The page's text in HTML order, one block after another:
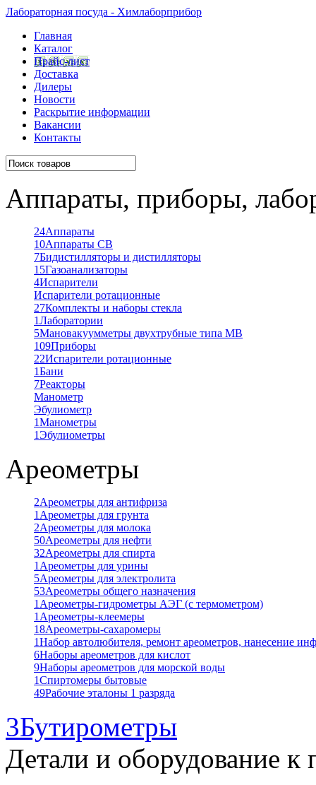
Лабораторная посуда - Химлаборприбор
Главная
Каталог
Прайс-лист
Доставка
Дилеры
Новости
Раскрытие информации
Вакансии
Контакты
Аппараты, приборы,
24Аппараты
10Аппараты СВ
7Бидистилляторы и дистилляторы
15Газоанализаторы
4Испарители
Испарители ротационные
27Комплекты и наборы стекла
1Лаборатории
5Мановакуумметры двухтрубные типа МВ
109Приборы
22Испарители ротационные
1Бани
7Реакторы
Манометр
Эбулиометр
1Манометры
1Эбулиометры
Ареометры
2Ареометры для антифриза
1 Ареометры для грунта
2Ареометры для молока
50Ареометры для нефти
32Ареометры для спирта
1 Ареометры для урины
5Ареометры для электролита
53Ареометры общего назначения
1 Ареометры-гидрометры АЭГ (с термометром)
1 Ареометры-клеемеры
18Ареометры-сахаромеры
1Набор автолюбителя, ремонт ареометров, нанесение
6Наборы ареометров для кислот
9Наборы ареометров для морской воды
1Спиртомеры бытовые
49Рабочие эталоны 1 разряда
3Бутирометры
Детали и оборудование к